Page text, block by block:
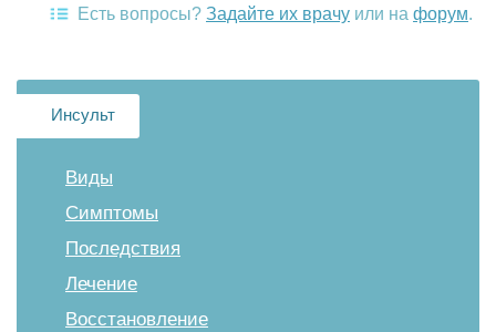
Есть вопросы? Задайте их врачу или на форум.
Инсульт
Виды
Симптомы
Последствия
Лечение
Восстановление